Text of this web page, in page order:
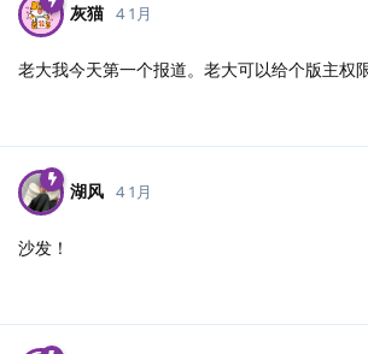
灰猫 4 1月
老大我今天第一个报道。老大可以给个版主权
湖风 4 1月
沙发！